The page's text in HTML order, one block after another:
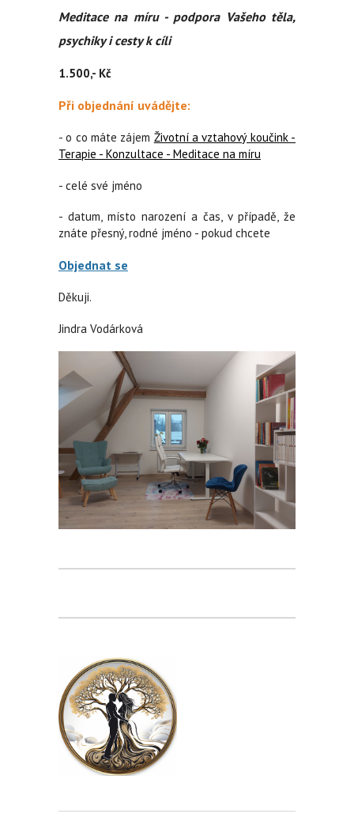
Meditace na míru - podpora Vašeho těla,
psychiky i cesty k cíli
1.500,- Kč
Při objednání uvádějte:
- o co máte zájem Životní a vztahový koučink -
Terapie - Konzultace - Meditace na míru
- celé své jméno
- datum, místo narození a čas, v případě, že
znáte přesný, rodné jméno - pokud chcete
Objednat se
Děkuji.
Jindra Vodárková